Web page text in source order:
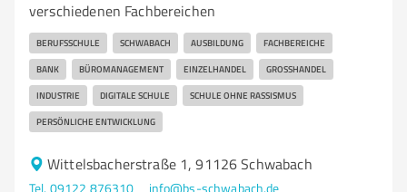
verschiedenen Fachbereichen
BERUFSSCHULE SCHWABACH AUSBILDUNG FACHBEREICHE
BANK BÜROMANAGEMENT EINZELHANDEL GROSSHANDEL
INDUSTRIE DIGITALE SCHULE SCHULE OHNE RASSISMUS
PERSÖNLICHE ENTWICKLUNG
Wittelsbacherstraße 1, 91126 Schwabach
Tel. 09122 876310
info@bs-schwabach.de